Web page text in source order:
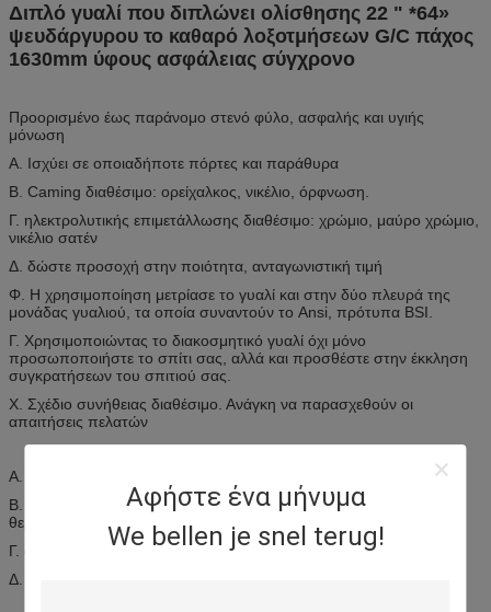
Αφήστε ένα μήνυμα
We bellen je snel terug!
Διπλό γυαλί που διπλώνει ολίσθησης 22 " *64»
ψευδάργυρου το καθαρό λοξοτμήσεων G/C πάχος
1630mm ύφους ασφάλειας σύγχρονο
Προορισμένο έως παράνομο στενό φύλο, ασφαλής και υγιής
μόνωση
Α. Ισχύει σε οποιαδήποτε πόρτες και παράθυρα
Β. Caming διαθέσιμο: ορείχαλκος, νικέλιο, όρφνωση.
Γ. ηλεκτρολυτικής επιμετάλλωσης διαθέσιμο: χρώμιο, μαύρο χρώμιο,
νικέλιο σατέν
Δ. δώστε προσοχή στην ποιότητα, ανταγωνιστική τιμή
Φ. Η χρησιμοποίηση μετρίασε το γυαλί και στην δύο πλευρά της
μονάδας γυαλιού, τα οποία συναντούν το Ansi, πρότυπα BSI.
Γ. Χρησιμοποιώντας το διακοσμητικό γυαλί όχι μόνο
προσωποποιήστε το σπίτι σας, αλλά και προσθέστε στην έκκληση
συγκρατήσεων του σπιτιού σας.
Χ. Σχέδιο συνήθειας διαθέσιμο. Ανάγκη να παρασχεθούν οι
απαιτήσεις πελατών
Α. σύγχρονο ύφος, μοναδικό
Β. αντίσταση θερμότητας, αντίσταση ειδοποίησης, που κρατά
θερμός
Γ. αντίσταση οξυγόνωσης, resisitance προσκρούσεων
Δ. αντέξτε την υψηλή & χαμηλή θερμοκρασία